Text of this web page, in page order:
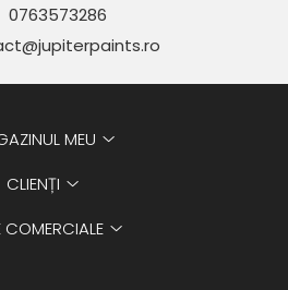
0763573286
MEU
CLIENȚI
COMERCIALE